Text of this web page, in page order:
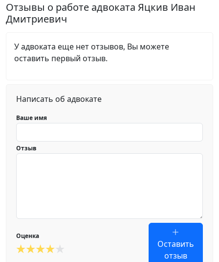
Отзывы о работе адвоката Яцкив Иван
Дмитриевич
У адвоката еще нет отзывов, Вы можете
оставить первый отзыв.
Написать об адвокате
Ваше имя
Отзыв
Оценка
Оставить
отзыв